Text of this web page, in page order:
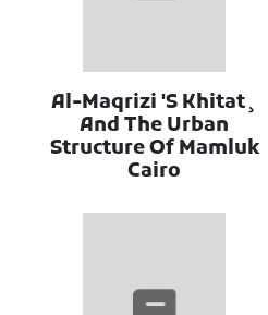
Al-Maqrizi 'S Khitat¸
And The Urban
Structure Of Mamluk
Cairo